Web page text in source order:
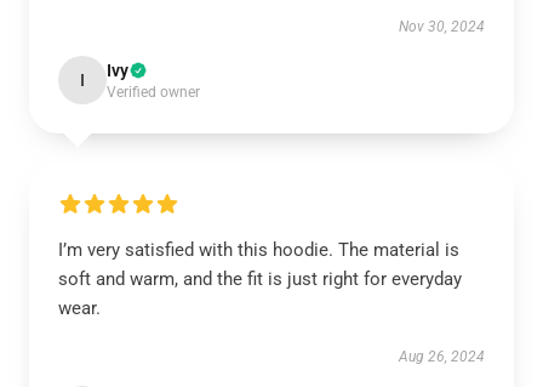
Nov 30, 2024
I Ivy
Verified owner
I’m very satisfied with this hoodie. The material is
soft and warm, and the fit is just right for everyday
wear.
Aug 26, 2024